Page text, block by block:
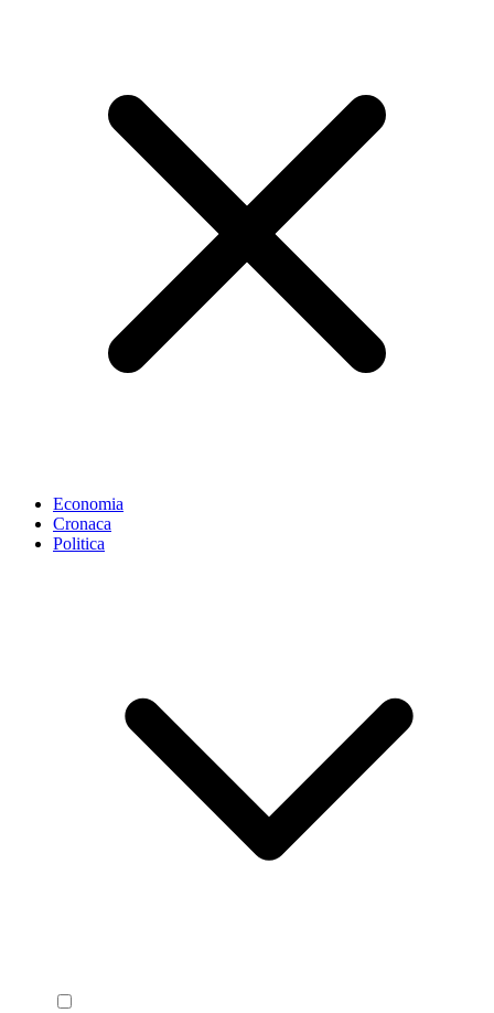
Economia
Cronaca
Politica